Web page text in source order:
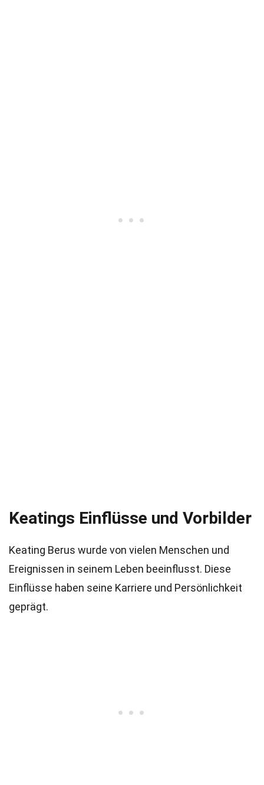
Keatings Einflüsse und Vorbilder
Keating Berus wurde von vielen Menschen und
Ereignissen in seinem Leben beeinflusst. Diese
Einflüsse haben seine Karriere und Persönlichkeit
geprägt.